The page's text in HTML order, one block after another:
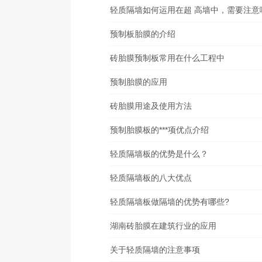
轻质隔墙如何运用在超 高墙中，需要注意
预制板胎膜的介绍
砖胎膜预制板常用在什么工程中
预制胎膜的应用
砖胎膜用途及使用方法
预制胎膜板的***项优点介绍
轻质隔墙板的优势是什么？
轻质隔墙板的八大优点
轻质隔墙板做隔墙的优势有哪些?
湖南砖胎膜在建筑行业的应用
关于轻质隔墙的注意事项